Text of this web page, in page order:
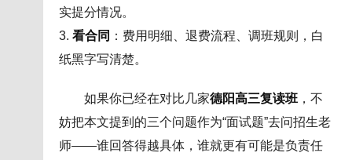
实提分情况。
3. 看合同 ：费用明细、退费流程、调班规则，白
纸黑字写清楚。
如果你已经在对比几家德阳高三复读班，不
妨把本文提到的三个问题作为“面试题”去问招生老
师——谁回答得越具体，谁就更有可能是负责任